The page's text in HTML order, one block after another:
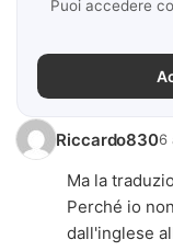
Puoi accedere
Riccardo8306
Ma la
Perché io
dall'inglese